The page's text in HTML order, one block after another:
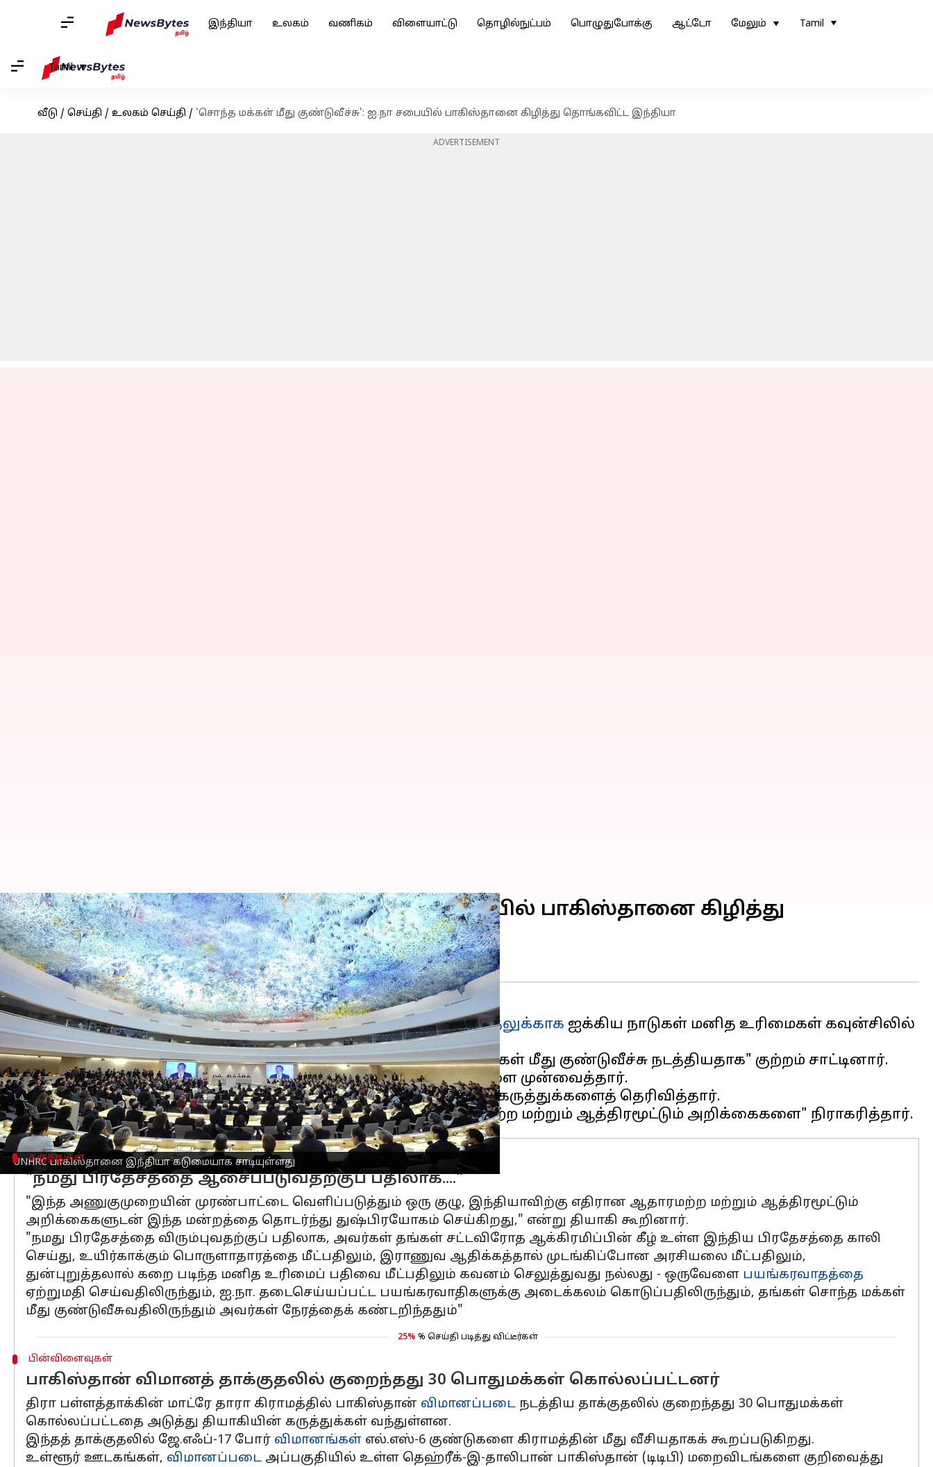
இந்தியா உலகம் வணிகம் விளையாட்டு தொழில்நுட்பம் பொழுதுபோக்கு ஆட்டோ மேலும் Tamil
Tamil
வீடு / செய்தி / உலகம் செய்தி / 'சொந்த மக்கள் மீது குண்டுவீச்சு': ஐ.நா சபையில் பாகிஸ்தானை கிழித்து தொங்கவிட்ட இந்தியா
ADVERTISEMENT
UNHRC பாகிஸ்தானை இந்தியா கடுமையாக சாடியுள்ளது
'சொந்த மக்கள் மீது குண்டுவீச்சு': ஐ.நா சபையில் பாகிஸ்தானை கிழித்து
தொங்கவிட்ட இந்தியா
எழுதியவர் Venkatalakshmi V Sep 24, 2025 02:18 pm
செய்தி முன்னோட்டம்
கைபர் பக்துன்க்வாவில் சமீபத்தில் நடத்தப்பட்ட வான்வழித் தாக்குதலுக்காக ஐக்கிய நாடுகள் மனித உரிமைகள் கவுன்சிலில்
(UNHRC)பாகிஸ்தானைஇந்தியா கடுமையாக சாடியுள்ளது.
இந்திய தூதர் க்ஷிதிஜ் தியாகி,இஸ்லாமாபாத்"தங்கள் சொந்த மக்கள் மீது குண்டுவீச்சு நடத்தியதாக" குற்றம் சாட்டினார்.
அதே நேரத்தில் புது தில்லிக்கு எதிராக ஆதாரமற்ற குற்றச்சாட்டுகளை முன்வைத்தார்.
UNHRC அமர்வின் நிகழ்ச்சி நிரல் உருப்படி 4 இன் போது அவர் இந்த கருத்துக்களைத் தெரிவித்தார்.
அங்கு அவர் பாகிஸ்தானின் "இந்தியாவிற்கு
கருத்துகள்
"நமது பிரதேசத்தை ஆசைப்படுவதற்குப் பதிலாக...."
"இந்த அணுகுமுறையின் முரண்பாட்டை வெளிப்படுத்தும் ஒரு குழு, இந்தியாவிற்கு எதிரான ஆதாரமற்ற மற்றும் ஆத்திரமூட்டும்
அறிக்கைகளுடன் இந்த மன்றத்தை தொடர்ந்து துஷ்பிரயோகம் செய்கிறது," என்று தியாகி கூறினார்.
"நமது பிரதேசத்தை விரும்புவதற்குப் பதிலாக, அவர்கள் தங்கள் சட்டவிரோத ஆக்கிரமிப்பின் கீழ் உள்ள இந்திய பிரதேசத்தை காலி
செய்து, உயிர்காக்கும் பொருளாதாரத்தை மீட்பதிலும், இராணுவ ஆதிக்கத்தால் முடங்கிப்போன அரசியலை மீட்பதிலும்,
துன்புறுத்தலால் கறை படிந்த மனித உரிமைப் பதிவை மீட்பதிலும் கவனம் செலுத்துவது நல்லது - ஒருவேளை பயங்கரவாதத்தை
ஏற்றுமதி செய்வதிலிருந்தும், ஐ.நா. தடைசெய்யப்பட்ட பயங்கரவாதிகளுக்கு அடைக்கலம் கொடுப்பதிலிருந்தும், தங்கள் சொந்த மக்கள்
மீது குண்டுவீசுவதிலிருந்தும் அவர்கள் நேரத்தைக் கண்டறிந்ததும்"
25% % செய்தி படித்து விட்டீர்கள்
பின்விளைவுகள்
பாகிஸ்தான் விமானத் தாக்குதலில் குறைந்தது 30 பொதுமக்கள் கொல்லப்பட்டனர்
திரா பள்ளத்தாக்கின் மாட்ரே தாரா கிராமத்தில் பாகிஸ்தான் விமானப்படை நடத்திய தாக்குதலில் குறைந்தது 30 பொதுமக்கள்
கொல்லப்பட்டதை அடுத்து தியாகியின் கருத்துக்கள் வந்துள்ளன.
இந்தத் தாக்குதலில் ஜே.எஃப்-17 போர் விமானங்கள் எல்.எஸ்-6 குண்டுகளை கிராமத்தின் மீது வீசியதாகக் கூறப்படுகிறது.
உள்ளூர் ஊடகங்கள், விமானப்படை அப்பகுதியில் உள்ள தெஹ்ரீக்-இ-தாலிபான் பாகிஸ்தான் (டிடிபி) மறைவிடங்களை குறிவைத்து